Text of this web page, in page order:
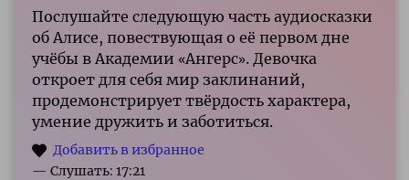
Послушайте следующую часть аудиосказки
об Алисе, повествующая о её первом дне
учёбы в Академии «Ангерс». Девочка
откроет для себя мир заклинаний,
продемонстрирует твёрдость характера,
умение дружить и заботиться.
— Слушать: 17:21